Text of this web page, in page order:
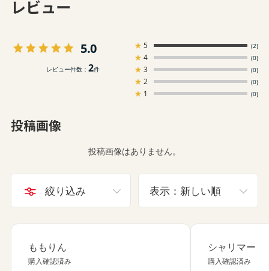
レビュー
5.0
レビュー件数： 2件
★ 5 (2)
★ 4 (0)
★ 3 (0)
★ 2 (0)
★ 1 (0)
投稿画像
投稿画像はありません。
絞り込み 表示：新しい順
ももりん
購入確認済み
シャリマー
購入確認済み